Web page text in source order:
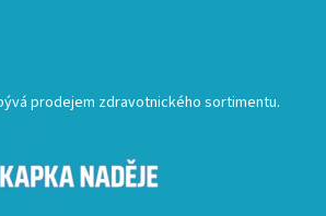
prodejem zdravotnického sortimentu.